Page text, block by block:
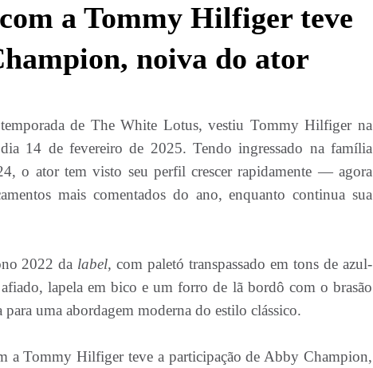
a Tommy Hilfiger teve
noiva do ator
temporada de The White Lotus, vestiu Tommy Hilfiger na
14 de fevereiro de 2025. Tendo ingressado na família
o ator tem visto seu perfil crescer rapidamente — agora
mais comentados do ano, enquanto continua sua
2022 da label, com paletó transpassado em tons de azul-
lapela em bico e um forro de lã bordô com o brasão
uma abordagem moderna do estilo clássico.
a Tommy Hilfiger teve a participação de Abby Champion,